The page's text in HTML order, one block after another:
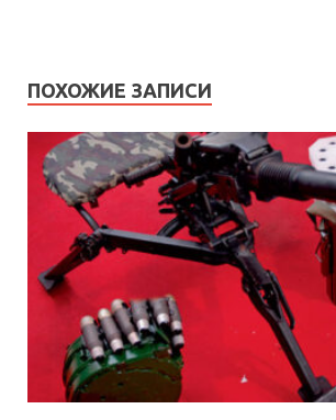
ПОХОЖИЕ ЗАПИСИ